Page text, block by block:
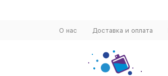
О нас Доставка и оплата